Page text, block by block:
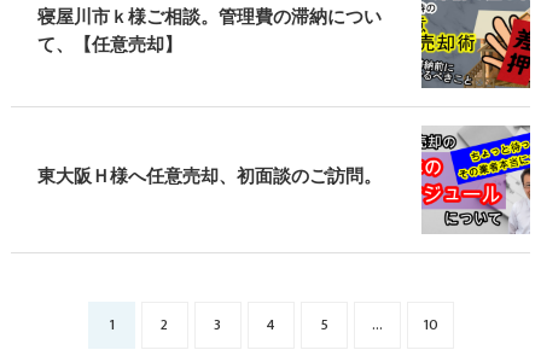
寝屋川市ｋ様ご相談。管理費の滞納につい
て、【任意売却】
東大阪Ｈ様へ任意売却、初面談のご訪問。
1 2 3 4 5 ... 10